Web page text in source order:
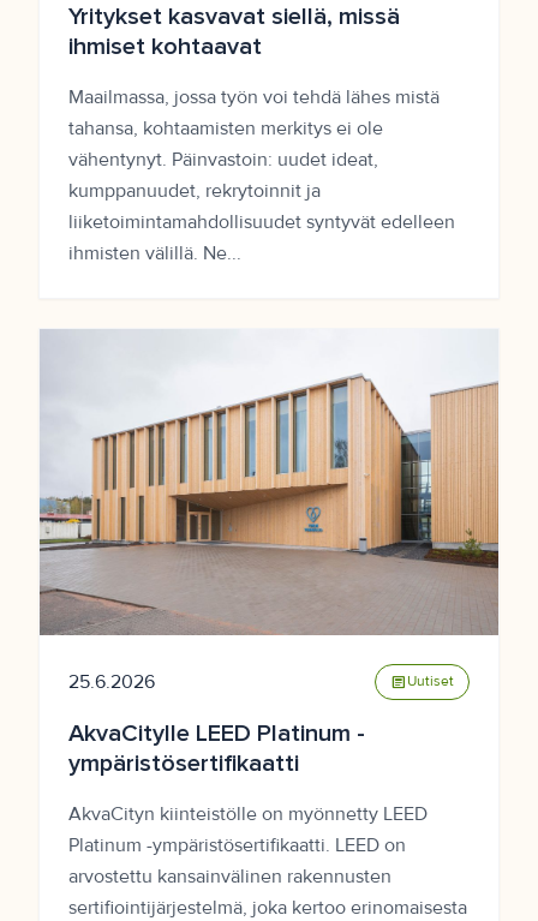
Yritykset kasvavat siellä, missä
ihmiset kohtaavat
Maailmassa, jossa työn voi tehdä lähes mistä
tahansa, kohtaamisten merkitys ei ole
vähentynyt. Päinvastoin: uudet ideat,
kumppanuudet, rekrytoinnit ja
liiketoimintamahdollisuudet syntyvät edelleen
ihmisten välillä. Ne...
25.6.2026 article Uutiset
AkvaCitylle LEED Platinum -
ympäristösertifikaatti
AkvaCityn kiinteistölle on myönnetty LEED
Platinum -ympäristösertifikaatti. LEED on
arvostettu kansainvälinen rakennusten
sertifiointijärjestelmä, joka kertoo erinomaisesta